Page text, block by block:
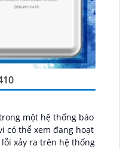
một hệ thống báo
có thể xem đang hoạt
xảy ra trên hệ thống